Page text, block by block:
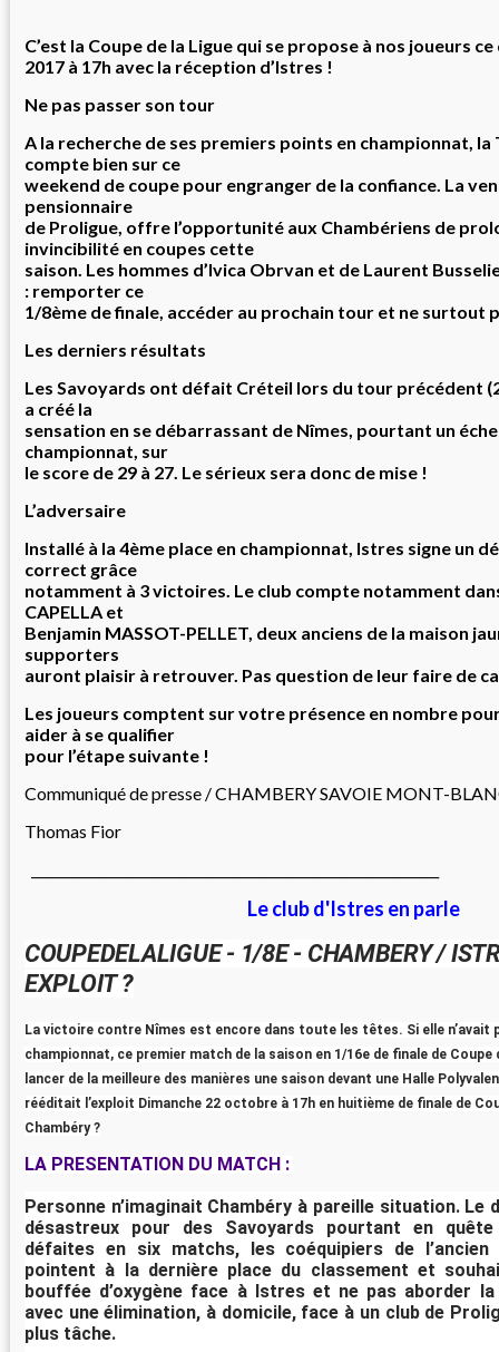
C’est la Coupe de la Ligue qui se propose à nos joueurs
2017 à 17h avec la réception d’Istres !
Ne pas passer son tour
A la recherche de ses premiers points en championnat, la
compte bien sur ce
weekend de coupe pour engranger de la confiance. La
pensionnaire
de Proligue, offre l’opportunité aux Chambériens de
invincibilité en coupes cette
saison. Les hommes d’Ivica Obrvan et de Laurent
: remporter ce
1/8ème de finale, accéder au prochain tour et ne surtout
Les derniers résultats
Les Savoyards ont défait Créteil lors du tour précédent
a créé la
sensation en se débarrassant de Nîmes, pourtant un
championnat, sur
le score de 29 à 27. Le sérieux sera donc de mise !
L’adversaire
Installé à la 4ème place en championnat, Istres signe un
correct grâce
notamment à 3 victoires. Le club compte notamment
CAPELLA et
Benjamin MASSOT-PELLET, deux anciens de la maison
supporters
auront plaisir à retrouver. Pas question de leur faire de
Les joueurs comptent sur votre présence en nombre
aider à se qualifier
pour l’étape suivante !
Communiqué de presse / CHAMBERY SAVOIE MONT-
Thomas Fior
Le club d'Istres en parle
COUPEDELALIGUE - 1/8E - CHAMBERY /
EXPLOIT ?
La victoire contre Nîmes est encore dans toute les têtes. Si elle n’avait
championnat, ce premier match de la saison en 1/16e de finale de Coupe
lancer de la meilleure des manières une saison devant une Halle
rééditait l’exploit Dimanche 22 octobre à 17h en huitième de finale de
Chambéry ?
LA PRESENTATION DU MATCH :
Personne n’imaginait Chambéry à pareille situation. Le
désastreux pour des Savoyards pourtant en quête
défaites en six matchs, les coéquipiers de l’ancien
pointent à la dernière place du classement et
bouffée d’oxygène face à Istres et ne pas aborder
avec une élimination, à domicile, face à un club de
plus tâche.